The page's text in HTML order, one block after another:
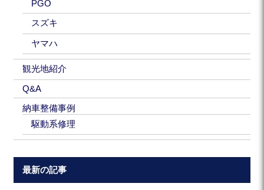
PGO
スズキ
ヤマハ
観光地紹介
Q&A
納車整備事例
駆動系修理
最新の記事